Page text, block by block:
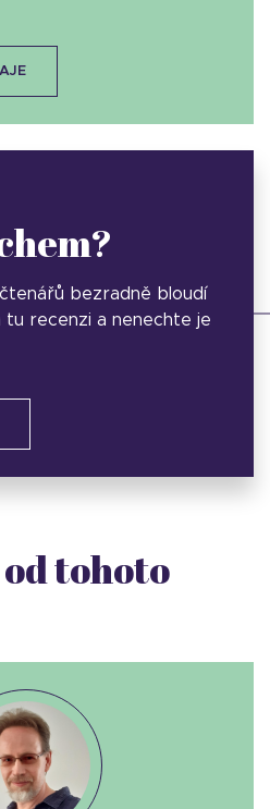
bezradně bloudí
tu recenzi a nenechte je
tohoto